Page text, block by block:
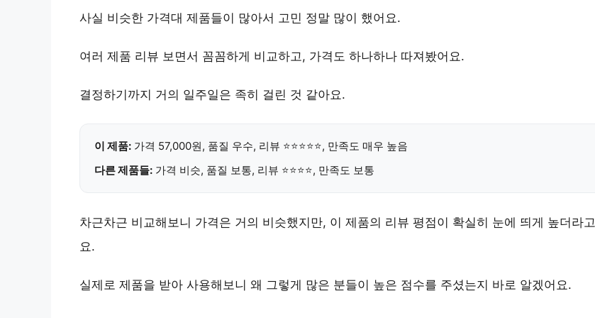
사실 비슷한 가격대 제품들이 많아서 고민 정말 많이 했어요.
여러 제품 리뷰 보면서 꼼꼼하게 비교하고, 가격도 하나하나 따져봤어요.
결정하기까지 거의 일주일은 족히 걸린 것 같아요.
이 제품: 가격 57,000원, 품질 우수, 리뷰 ⭐⭐⭐⭐⭐, 만족도 매우 높음
다른 제품들: 가격 비슷, 품질 보통, 리뷰 ⭐⭐⭐⭐, 만족도 보통
차근차근 비교해보니 가격은 거의 비슷했지만, 이 제품의 리뷰 평점이 확실히 눈에 띄게 높더라고
요.
실제로 제품을 받아 사용해보니 왜 그렇게 많은 분들이 높은 점수를 주셨는지 바로 알겠어요.